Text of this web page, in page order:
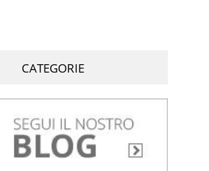
CATEGORIE